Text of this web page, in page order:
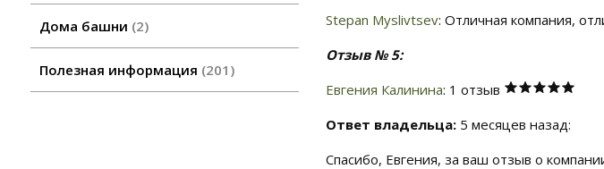
Дома башни 2
Полезная информация 201
Stepan Myslivtsev: Отличная компания,
Отзыв № 5:
Евгения Калинина: 1 отзыв
Ответ владельца: 5 месяцев назад:
Спасибо, Евгения, за ваш отзыв о